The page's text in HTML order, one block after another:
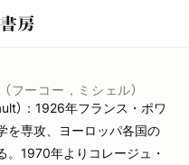
（フーコー，ミシェル）
）：1926年フランス・ポワ
を専攻、ヨーロッパ各国の
1970年よりコレージュ・